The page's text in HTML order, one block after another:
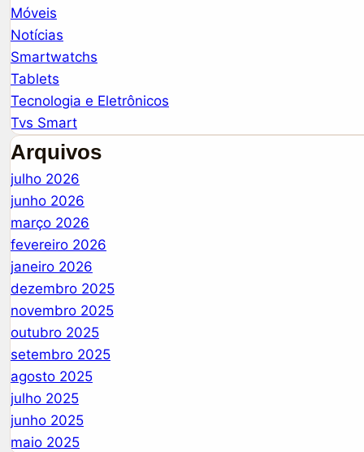
Móveis
Notícias
Smartwatchs
Tablets
Tecnologia e Eletrônicos
Tvs Smart
Arquivos
julho 2026
junho 2026
março 2026
fevereiro 2026
janeiro 2026
dezembro 2025
novembro 2025
outubro 2025
setembro 2025
agosto 2025
julho 2025
junho 2025
maio 2025